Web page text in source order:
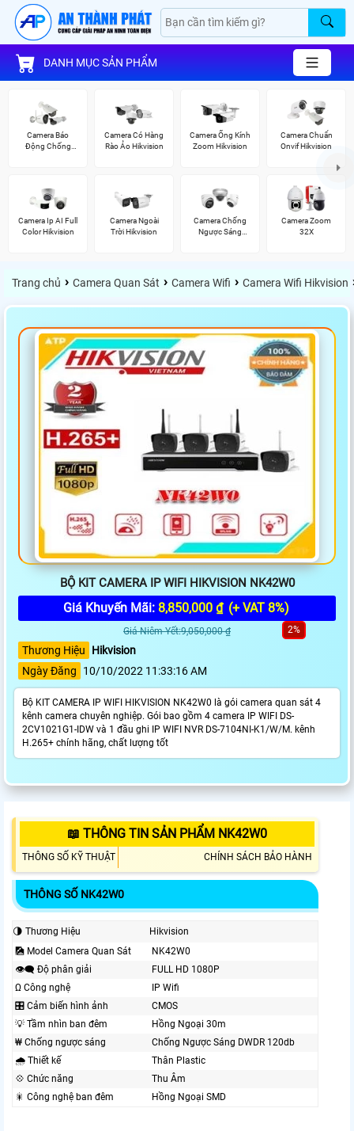
DANH MỤC SẢN PHẨM
Camera Báo
Động Chống
Camera Có Hàng
Rào Ảo Hikvision
Camera Ống Kính
Zoom Hikvision
Camera Chuẩn
Onvif Hikvision
Camera Ip AI Full
Color Hikvision
Camera Ngoài
Trời Hikvision
Camera Chống
Ngược Sáng
Camera Zoom
32X
Trang chủ › Camera Quan Sát › Camera Wifi › Camera Wifi Hikvision
BỘ KIT CAMERA IP WIFI HIKVISION NK42W0
Giá Khuyến Mãi: 8,850,000 ₫ (+ VAT 8%)
Giá Niêm Yết:9,050,000 ₫ 2%
Thương Hiệu
Hikvision
Ngày Đăng
10/10/2022 11:33:16 AM
Bộ KIT CAMERA IP WIFI HIKVISION NK42W0 là gói camera quan sát 4
kênh camera chuyên nghiệp. Gói bao gồm 4 camera IP WIFI DS-
2CV1021G1-IDW và 1 đầu ghi IP WIFI NVR DS-7104NI-K1/W/M. kênh
H.265+ chính hãng, chất lượng tốt
📖 THÔNG TIN SẢN PHẨM NK42W0
THÔNG SỐ KỸ THUẬT CHÍNH SÁCH BẢO HÀNH
THÔNG SỐ NK42W0
🌗 Thương Hiệu
Hikvision
🎑 Model Camera Quan Sát
NK42W0
👁️‍🗨 Độ phân giải
FULL HD 1080P
Ω Công nghệ
IP Wifi
🎛 Cảm biến hình ảnh
CMOS
💡 Tầm nhìn ban đêm
Hồng Ngoại 30m
₩ Chống ngược sáng
Chống Ngược Sáng DWDR 120db
🌧️ Thiết kế
Thân Plastic
💠 Chức năng
Thu Âm
🎇 Công nghệ ban đêm
Hồng Ngoại SMD